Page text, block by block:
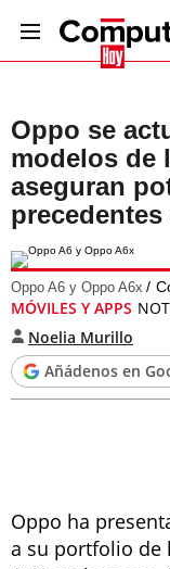
Oppo se
modelos de
aseguran
Oppo A6 y Oppo A6x
MÓVILES Y APPS
Noelia Murillo
Añádenos en
Oppo ha
a su portfolio de